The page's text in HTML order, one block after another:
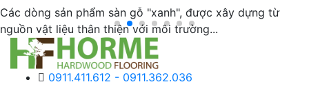
Các dòng sản phẩm sàn gỗ "xanh", được xây dựng từ
nguồn vật liệu thân thiện với môi trường...
0911.411.612 - 0911.362.036